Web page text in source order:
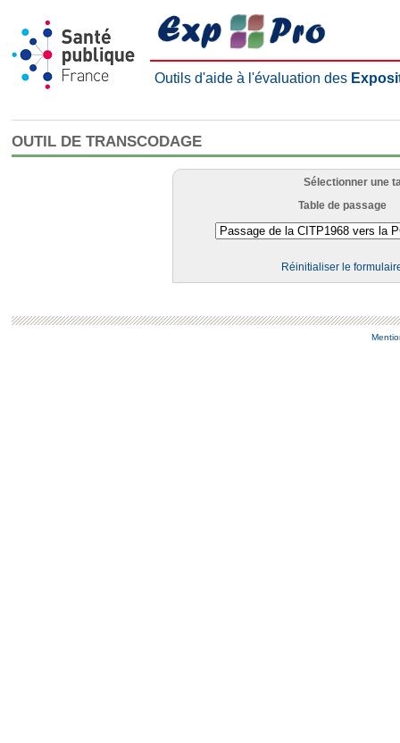
Outils d'aide à l'évaluation des
OUTIL DE TRANSCODAGE
Sélectionner une
Table de passage
Réinitialiser le